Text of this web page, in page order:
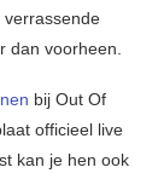
verrassende
dan voorheen.
bij Out Of
officieel live
kan je hen ook